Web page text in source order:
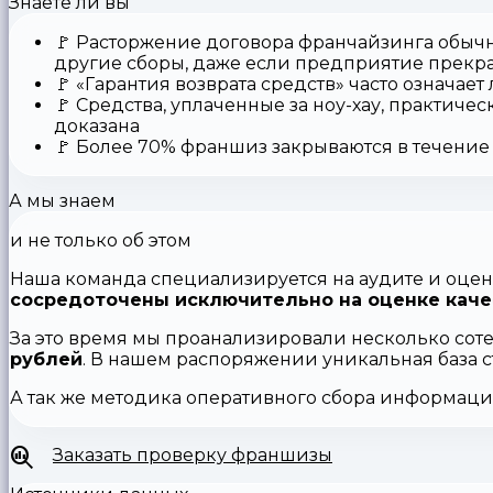
🚩 Расторжение договора франчайзинга
другие сборы, даже если предприятие
🚩 «Гарантия возврата средств» часто
🚩 Средства, уплаченные за ноу-хау,
доказана
🚩 Более 70% франшиз закрываются в
А мы знаем
и не только об этом
Наша команда специализируется на аудите и
сосредоточены исключительно на оценке
За это время мы проанализировали несколько
рублей. В нашем распоряжении уникальная база
А так же методика оперативного сбора
Заказать проверку франшизы